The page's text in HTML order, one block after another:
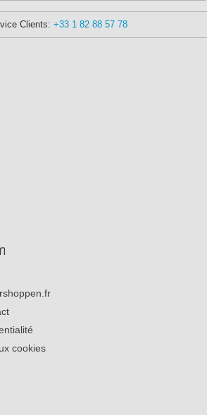
Clients: +33 1 82 88 57 78
cookies